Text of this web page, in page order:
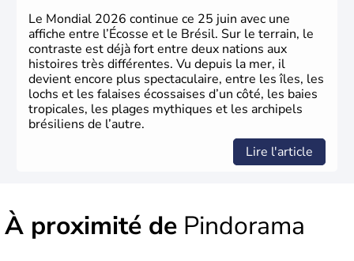
Le Mondial 2026 continue ce 25 juin avec une
affiche entre l’Écosse et le Brésil. Sur le terrain, le
contraste est déjà fort entre deux nations aux
histoires très différentes. Vu depuis la mer, il
devient encore plus spectaculaire, entre les îles, les
lochs et les falaises écossaises d’un côté, les baies
tropicales, les plages mythiques et les archipels
brésiliens de l’autre.
Lire l'article
À proximité de Pindorama